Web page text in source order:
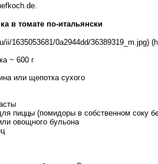
в томате по-итальянски
ii/1635053681/0a2944dd/36389319_m.jpg)
~ 600 г
или щепотка сухого
пиццы (помидоры в собственном соку
овощного бульона